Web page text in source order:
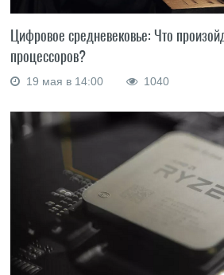
Цифровое средневековье: Что
процессоров?
19 мая в 14:00 1040